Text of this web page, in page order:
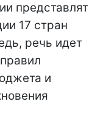
представлят
17 стран
речь идет
и